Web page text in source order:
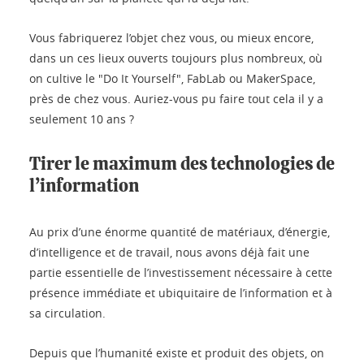
Vous fabriquerez l’objet chez vous, ou mieux encore,
dans un ces lieux ouverts toujours plus nombreux, où
on cultive le "Do It Yourself", FabLab ou MakerSpace,
près de chez vous. Auriez-vous pu faire tout cela il y a
seulement 10 ans ?
Tirer le maximum des technologies de
l’information
Au prix d’une énorme quantité de matériaux, d’énergie,
d’intelligence et de travail, nous avons déjà fait une
partie essentielle de l’investissement nécessaire à cette
présence immédiate et ubiquitaire de l’information et à
sa circulation.
Depuis que l’humanité existe et produit des objets, on